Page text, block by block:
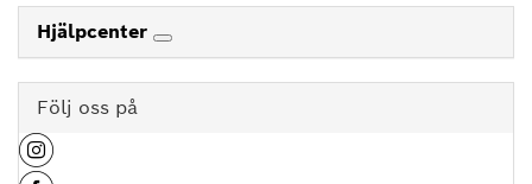
Hjälpcenter
Följ oss på